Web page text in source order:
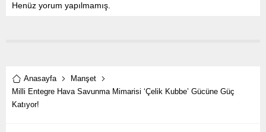
Henüz yorum yapılmamış.
Anasayfa
Manşet
Milli Entegre Hava Savunma Mimarisi ‘Çelik Kubbe’ Gücüne Güç
Katıyor!